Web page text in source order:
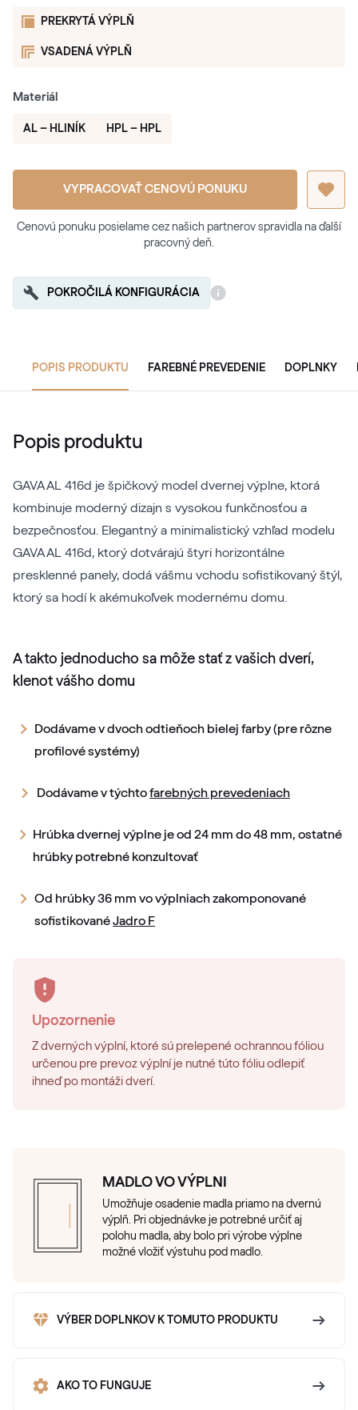
PREKRYTÁ VÝPLŇ
VSADENÁ VÝPLŇ
Materiál
AL – HLINÍK HPL – HPL
VYPRACOVAŤ CENOVÚ PONUKU
Cenovú ponuku posielame cez našich partnerov spravidla na ďalší
pracovný deň.
POKROČILÁ KONFIGURÁCIA
POPIS PRODUKTU FAREBNÉ PREVEDENIE DOPLNKY
Popis produktu
GAVA AL 416d je špičkový model dvernej výplne, ktorá
kombinuje moderný dizajn s vysokou funkčnosťou a
bezpečnosťou. Elegantný a minimalistický vzhľad modelu
GAVA AL 416d, ktorý dotvárajú štyri horizontálne
presklenné panely, dodá vášmu vchodu sofistikovaný štýl,
ktorý sa hodí k akémukoľvek modernému domu.
A takto jednoducho sa môže stať z vašich dverí,
klenot vášho domu
Dodávame v dvoch odtieňoch bielej farby (pre rôzne
profilové systémy)
Dodávame v týchtofarebných prevedeniach
Hrúbka dvernej výplne je od 24 mm do 48 mm, ostatné
hrúbky potrebné konzultovať
Od hrúbky 36 mm vo výplniach zakomponované
sofistikovanéJadro F
Upozornenie
Z dverných výplní, ktoré sú prelepené ochrannou fóliou
určenou pre prevoz výplní je nutné túto fóliu odlepiť
ihneď po montáži dverí.
MADLO VO VÝPLNI
Umožňuje osadenie madla priamo na dvernú
výplň. Pri objednávke je potrebné určiť aj
polohu madla, aby bolo pri výrobe výplne
možné vložiť výstuhu pod madlo.
VÝBER DOPLNKOV K TOMUTO PRODUKTU
AKO TO FUNGUJE